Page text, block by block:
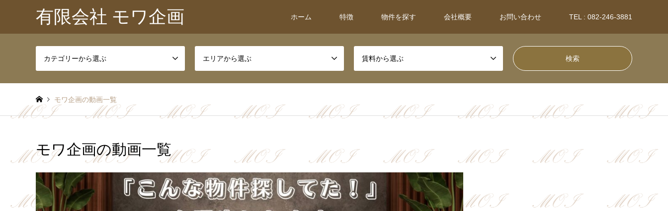
有限会社 モワ企画 ホーム 特徴 物件を探す 会社概要 お問い合わせ TEL : 082-246-3881
カテゴリーから選ぶ エリアから選ぶ 賃料から選ぶ
モワ企画の動画一覧
モワ企画の動画一覧